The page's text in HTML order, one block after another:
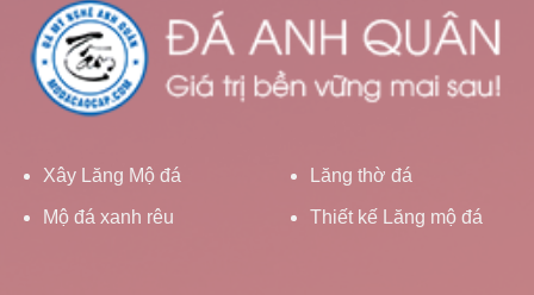
Xây Lăng Mộ đá
Mộ đá xanh rêu
Lăng thờ đá
Thiết kế Lăng mộ đá